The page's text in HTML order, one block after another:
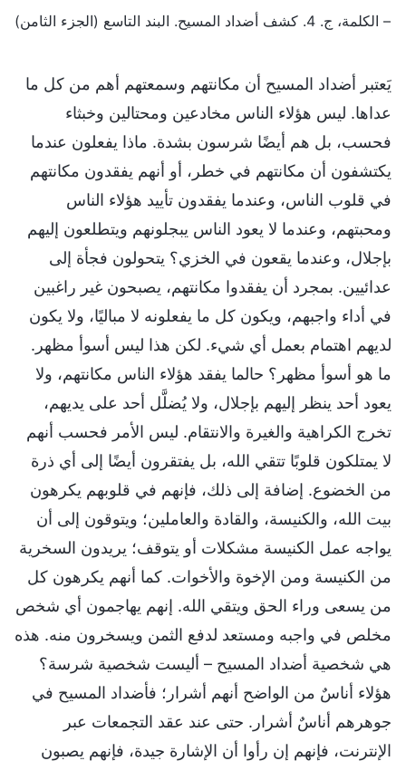
– الكلمة، ج. 4. كشف أضداد المسيح. البند التاسع (الجزء الثامن)
يَعتبر أضداد المسيح أن مكانتهم وسمعتهم أهم من كل ما
عداها. ليس هؤلاء الناس مخادعين ومحتالين وخبثاء
فحسب، بل هم أيضًا شرسون بشدة. ماذا يفعلون عندما
يكتشفون أن مكانتهم في خطر، أو أنهم يفقدون مكانتهم
في قلوب الناس، وعندما يفقدون تأييد هؤلاء الناس
ومحبتهم، وعندما لا يعود الناس يبجلونهم ويتطلعون إليهم
بإجلال، وعندما يقعون في الخزي؟ يتحولون فجأة إلى
عدائيين. بمجرد أن يفقدوا مكانتهم، يصبحون غير راغبين
في أداء واجبهم، ويكون كل ما يفعلونه لا مباليًا، ولا يكون
لديهم اهتمام بعمل أي شيء. لكن هذا ليس أسوأ مظهر.
ما هو أسوأ مظهر؟ حالما يفقد هؤلاء الناس مكانتهم، ولا
يعود أحد ينظر إليهم بإجلال، ولا يُضلَّل أحد على يديهم،
تخرج الكراهية والغيرة والانتقام. ليس الأمر فحسب أنهم
لا يمتلكون قلوبًا تتقي الله، بل يفتقرون أيضًا إلى أي ذرة
من الخضوع. إضافة إلى ذلك، فإنهم في قلوبهم يكرهون
بيت الله، والكنيسة، والقادة والعاملين؛ ويتوقون إلى أن
يواجه عمل الكنيسة مشكلات أو يتوقف؛ يريدون السخرية
من الكنيسة ومن الإخوة والأخوات. كما أنهم يكرهون كل
من يسعى وراء الحق ويتقي الله. إنهم يهاجمون أي شخص
مخلص في واجبه ومستعد لدفع الثمن ويسخرون منه. هذه
هي شخصية أضداد المسيح – أليست شخصية شرسة؟
هؤلاء أناسٌ من الواضح أنهم أشرار؛ فأضداد المسيح في
جوهرهم أناسٌ أشرار. حتى عند عقد التجمعات عبر
الإنترنت، فإنهم إن رأوا أن الإشارة جيدة، فإنهم يصبون